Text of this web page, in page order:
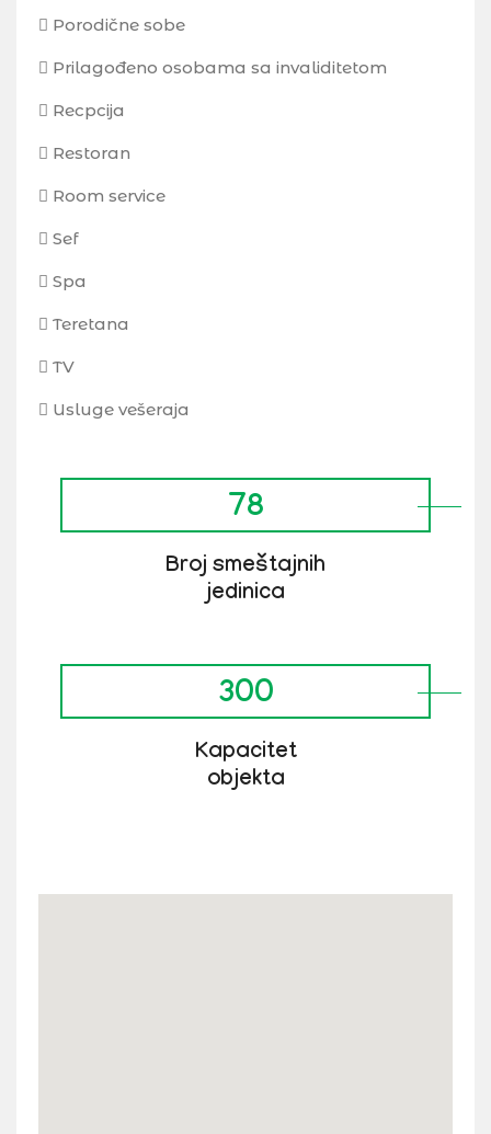
Porodične sobe
Prilagođeno osobama sa invaliditetom
Recpcija
Restoran
Room service
Sef
Spa
Teretana
TV
Usluge vešeraja
78
Broj smeštajnih
jedinica
300
Kapacitet
objekta